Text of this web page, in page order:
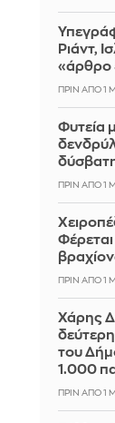
Ριάντ,
«άρθρο
ΠΡΙΝ ΑΠΌ 1
Φυτεία
ΠΡΙΝ ΑΠΌ 1
Φέρεται
ΠΡΙΝ ΑΠΌ 1
Χάρης
του
1.000
ΠΡΙΝ ΑΠΌ 1